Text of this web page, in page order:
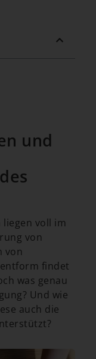
und
voll im
von
von
findet
was genau
Und wie
auch die